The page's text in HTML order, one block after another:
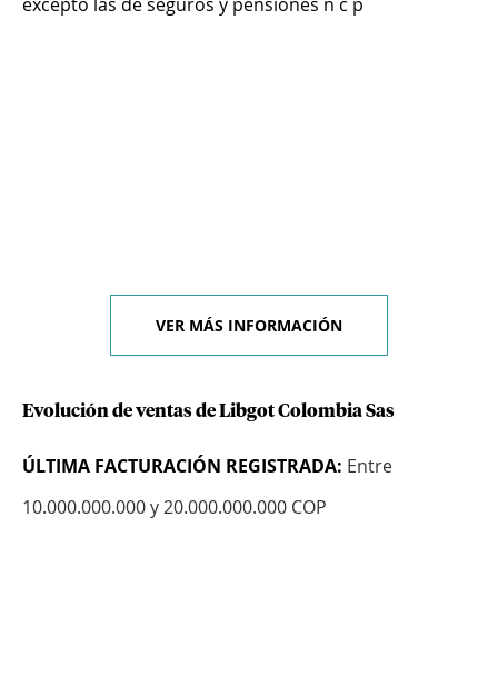
VER MÁS INFORMACIÓN
Evolución de ventas de Libgot Colombia Sas
ÚLTIMA FACTURACIÓN REGISTRADA: Entre
10.000.000.000 y 20.000.000.000 COP